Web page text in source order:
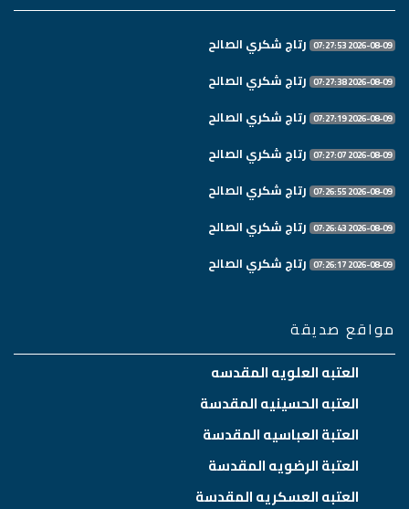
2026-08-09 07:27:53 رتاج شكري الصالح
2026-08-09 07:27:38 رتاج شكري الصالح
2026-08-09 07:27:19 رتاج شكري الصالح
2026-08-09 07:27:07 رتاج شكري الصالح
2026-08-09 07:26:55 رتاج شكري الصالح
2026-08-09 07:26:43 رتاج شكري الصالح
2026-08-09 07:26:17 رتاج شكري الصالح
مواقع صديقة
العتبه العلويه المقدسه
العتبه الحسينيه المقدسة
العتبة العباسيه المقدسة
العتبة الرضويه المقدسة
العتبه العسكريه المقدسة